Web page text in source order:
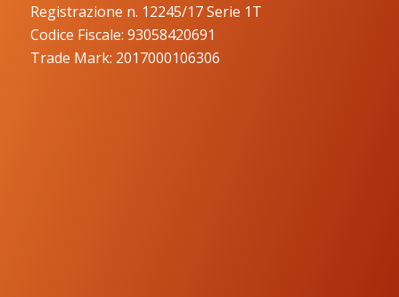
Registrazione n. 12245/17 Serie 1T
Codice Fiscale: 93058420691
Trade Mark: 2017000106306